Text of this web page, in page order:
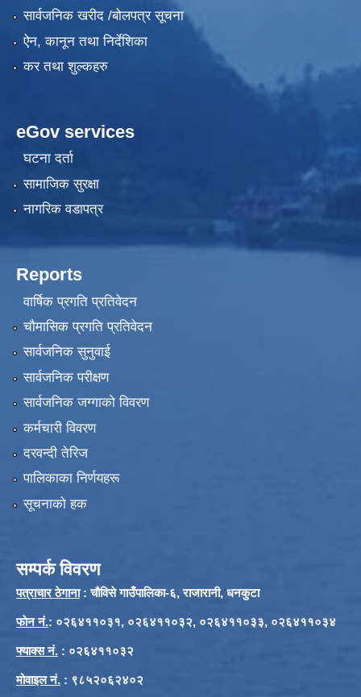
सार्वजनिक खरीद /बोलपत्र सूचना
ऐन, कानून तथा निर्देशिका
कर तथा शुल्कहरु
eGov services
घटना दर्ता
सामाजिक सुरक्षा
नागरिक वडापत्र
Reports
वार्षिक प्रगति प्रतिवेदन
चौमासिक प्रगति प्रतिवेदन
सार्वजनिक सुनुवाई
सार्वजनिक परीक्षण
सार्वजनिक जग्गाको विवरण
कर्मचारी विवरण
दरवन्दी तेरिज
पालिकाका निर्णयहरू
सूचनाको हक
सम्पर्क विवरण
पत्राचार ठेगाना: चौविसे गाउँपालिका-६, राजारानी, धनकुटा
फाेन नं.: ०२६४११०३१, ०२६४११०३२, ०२६४११०३३, ०२६४११०३४
फ्याक्स नं. : ०२६४११०३२
मोवाइल नं. : ९८५२०६२४०२